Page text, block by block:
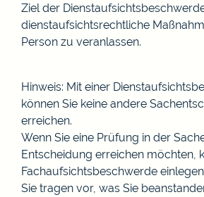
Ziel der
dienstaufsichtsrechtliche
Person zu veranlassen.
Hinweis: Mit einer
können Sie keine andere
erreichen.
Wenn Sie eine Prüfung in der
Entscheidung erreichen möchten,
Fachaufsichtsbeschwerde
Sie tragen vor, was Sie